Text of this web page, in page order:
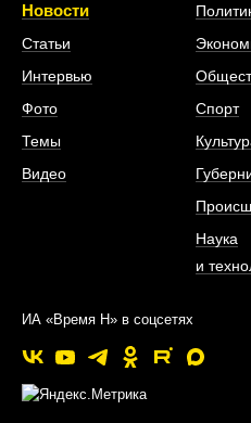
Новости
Статьи
Интервью
Фото
Темы
Видео
Спорт
Наука
и
ИА «Время Н» в соцсетях